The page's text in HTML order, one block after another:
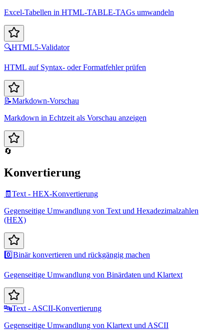
Excel-Tabellen in HTML-TABLE-TAGs umwandeln
🔍HTML5-Validator
HTML auf Syntax- oder Formatfehler prüfen
📝Markdown-Vorschau
Markdown in Echtzeit als Vorschau anzeigen
🔄
Konvertierung
🧾 Text - HEX-Konvertierung
Gegenseitige Umwandlung von Text und Hexadezimalzahlen
(HEX)
0️⃣Binär konvertieren und rückgängig machen
Gegenseitige Umwandlung von Binärdaten und Klartext
🔤Text - ASCII-Konvertierung
Gegenseitige Umwandlung von Klartext und ASCII